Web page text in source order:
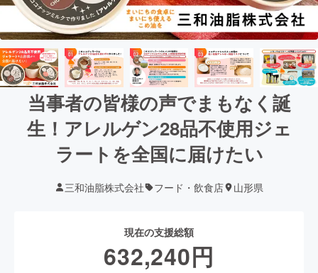
当事者の皆様の声でまもなく誕
生！アレルゲン28品不使用ジェ
ラートを全国に届けたい
三和油脂株式会社 フード・飲食店 山形県
現在の支援総額
632,240円